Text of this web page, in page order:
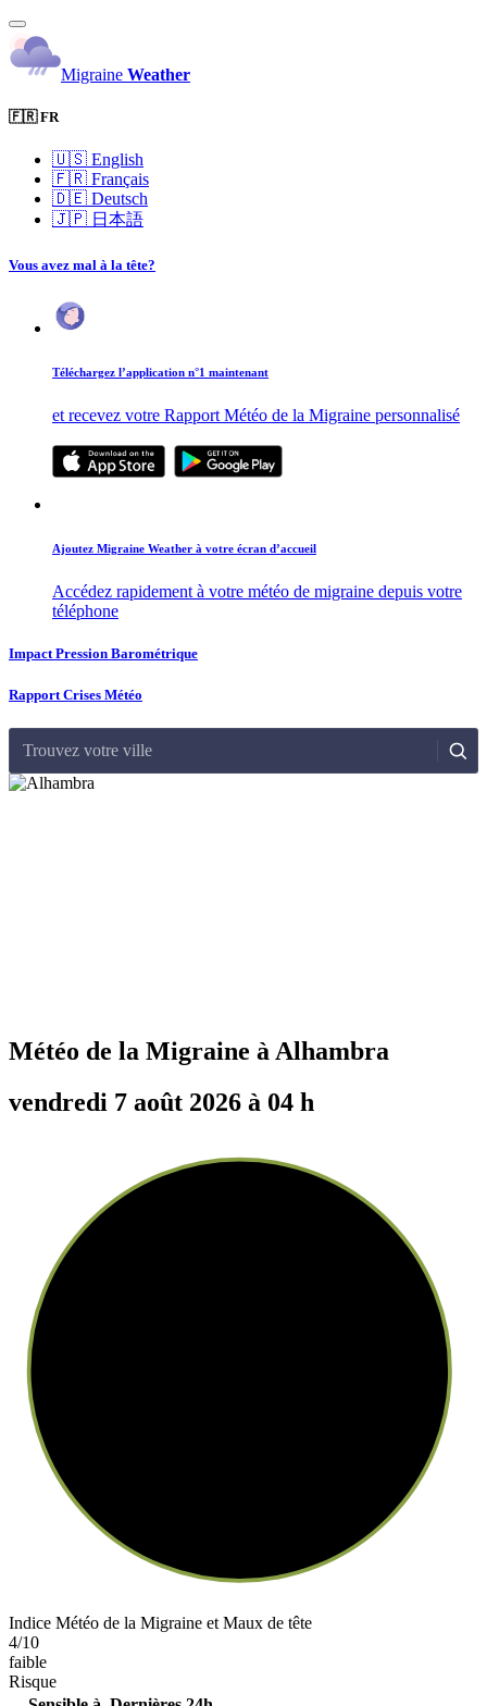
Migraine Weather
🇫🇷 FR
🇺🇸 English
🇫🇷 Français
🇩🇪 Deutsch
🇯🇵 日本語
Vous avez mal à la tête?
Téléchargez l’application n°1 maintenant
et recevez votre Rapport Météo de la Migraine personnalisé
Ajoutez Migraine Weather à votre écran d’accueil
Accédez rapidement à votre météo de migraine depuis votre
téléphone
Impact Pression Barométrique
Rapport Crises Météo
Trouvez votre ville
Météo de la Migraine à Alhambra
vendredi 7 août 2026 à 04 h
Indice Météo de la Migraine et Maux de tête
4/10
faible
Risque